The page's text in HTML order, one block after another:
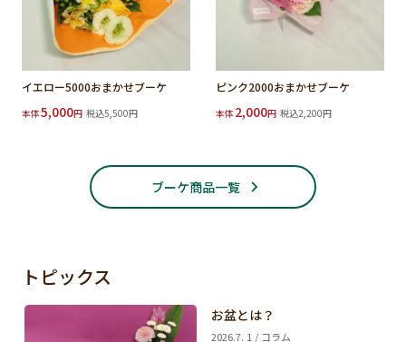
イエロー5000おまかせブーケ
本体5,000円 税込5,500円
ピンク2000おまかせブーケ
本体 2,000円 税込2,200円
ブーケ商品一覧
トピックス
お盆とは？
2026.7. 1 / コラム